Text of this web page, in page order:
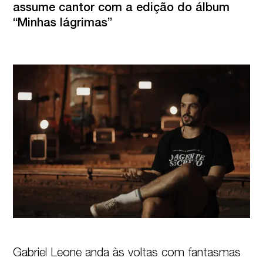
assume cantor com a edição do álbum
“Minhas lágrimas”
Gabriel Leone anda às voltas com fantasmas